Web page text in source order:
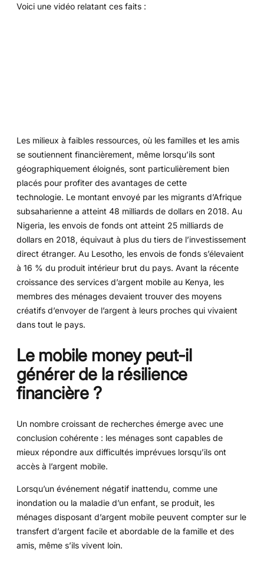
Voici une vidéo relatant ces faits :
Les milieux à faibles ressources, où les familles et les amis
se soutiennent financièrement, même lorsqu’ils sont
géographiquement éloignés, sont particulièrement bien
placés pour profiter des avantages de cette
technologie. Le montant envoyé par les migrants d’Afrique
subsaharienne a atteint 48 milliards de dollars en 2018. Au
Nigeria, les envois de fonds ont atteint 25 milliards de
dollars en 2018, équivaut à plus du tiers de l’investissement
direct étranger. Au Lesotho, les envois de fonds s’élevaient
à 16 % du produit intérieur brut du pays. Avant la récente
croissance des services d’argent mobile au Kenya, les
membres des ménages devaient trouver des moyens
créatifs d’envoyer de l’argent à leurs proches qui vivaient
dans tout le pays.
Le mobile money peut-il
générer de la résilience
financière ?
Un nombre croissant de recherches émerge avec une
conclusion cohérente : les ménages sont capables de
mieux répondre aux difficultés imprévues lorsqu’ils ont
accès à l’argent mobile.
Lorsqu’un événement négatif inattendu, comme une
inondation ou la maladie d’un enfant, se produit, les
ménages disposant d’argent mobile peuvent compter sur le
transfert d’argent facile et abordable de la famille et des
amis, même s’ils vivent loin.